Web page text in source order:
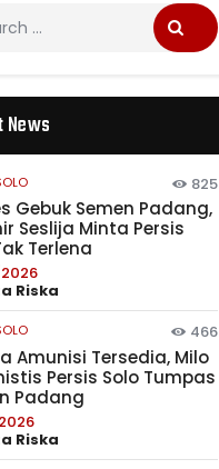
News
825
Gebuk Semen Padang,
Seslija Minta Persis
Terlena
Riska
466
Amunisi Tersedia, Milo
Persis Solo Tumpas
Padang
Riska